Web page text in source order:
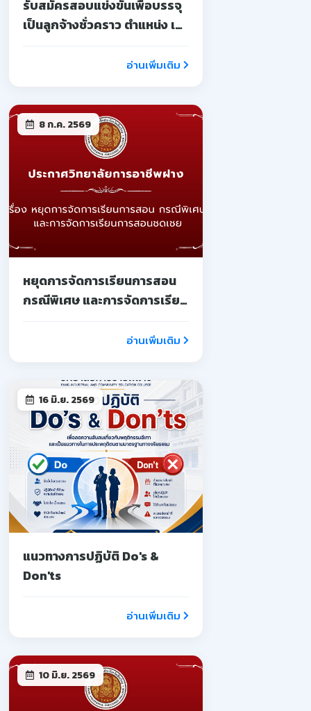
รับสมัครสอบแข่งขันเพื่อบรรจุ
เป็นลูกจ้างชั่วคราว ตำแหน่ง เจ้า
อ่านเพิ่มเติม
8 ก.ค. 2569
หยุดการจัดการเรียนการสอน
กรณีพิเศษ และการจัดการเรียน
อ่านเพิ่มเติม
16 มิ.ย. 2569
แนวทางการปฏิบัติ Do's &
Don'ts
อ่านเพิ่มเติม
10 มิ.ย. 2569